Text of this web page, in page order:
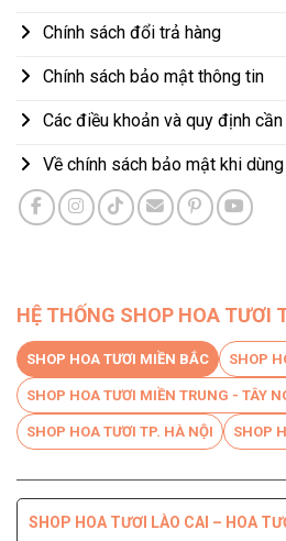
Chính sách đổi trả hàng
Chính sách bảo mật thông tin
Các điều khoản và quy định
Về chính sách bảo mật khi
HỆ THỐNG SHOP HOA TƯƠI
SHOP HOA TƯƠI MIỀN BẮC SHOP
SHOP HOA TƯƠI MIỀN TRUNG - TÂY
SHOP HOA TƯƠI TP. HÀ NỘI SHOP
SHOP HOA TƯƠI LÀO CAI – HOA